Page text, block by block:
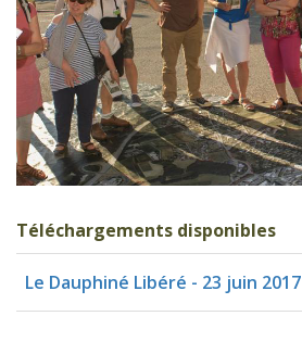
Téléchargements disponibles
Le Dauphiné Libéré - 23 juin 2017